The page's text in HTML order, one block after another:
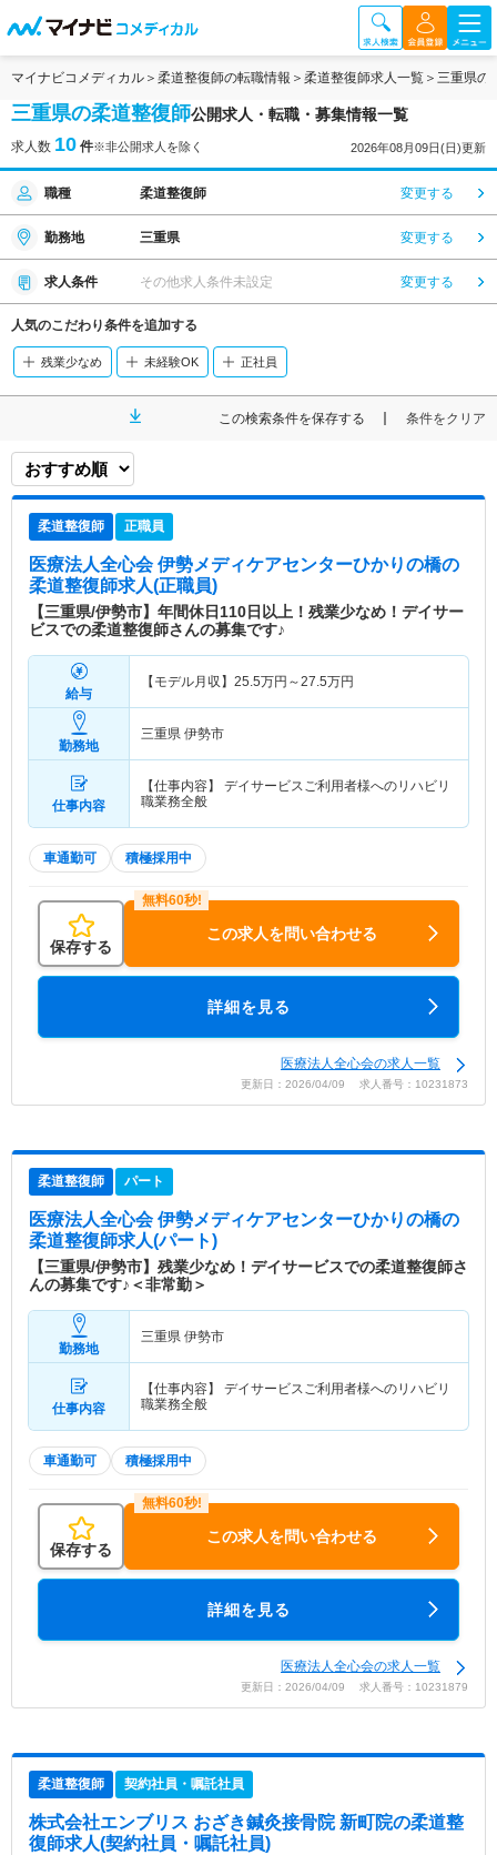
マイナビコメディカル 柔道整復師の転職情報 柔道整復師求人一覧 三重県の
三重県の柔道整復師公開求人・転職・募集情報一覧
求人数 10 件※非公開求人を除く 2026年08月09日(日)更新
職種 柔道整復師 変更する
勤務地 三重県 変更する
求人条件 その他求人条件未設定 変更する
人気のこだわり条件を追加する
残業少なめ 未経験OK 正社員
この検索条件を保存する 条件をクリア
柔道整復師 正職員
医療法人全心会 伊勢メディケアセンターひかりの橋の
柔道整復師求人(正職員)
【三重県/伊勢市】年間休日110日以上！残業少なめ！デイサー
ビスでの柔道整復師さんの募集です♪
給与
【モデル月収】 25.5万円～27.5万円
勤務地
三重県 伊勢市
仕事内容
【仕事内容】 デイサービスご利用者様へのリハビリ
職業務全般
車通勤可 積極採用中
保存する
この求人を問い合わせる
詳細を見る
医療法人全心会の求人一覧
更新日：2026/04/09 求人番号：10231873
柔道整復師 パート
医療法人全心会 伊勢メディケアセンターひかりの橋の
柔道整復師求人(パート)
【三重県/伊勢市】残業少なめ！デイサービスでの柔道整復師さ
んの募集です♪＜非常勤＞
勤務地
三重県 伊勢市
仕事内容
【仕事内容】 デイサービスご利用者様へのリハビリ
職業務全般
車通勤可 積極採用中
保存する
この求人を問い合わせる
詳細を見る
医療法人全心会の求人一覧
更新日：2026/04/09 求人番号：10231879
柔道整復師 契約社員・嘱託社員
株式会社エンブリス おざき鍼灸接骨院 新町院の柔道整
復師求人(契約社員・嘱託社員)